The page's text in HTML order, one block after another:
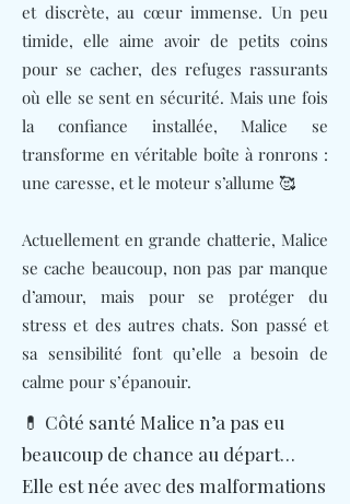
et discrète, au cœur immense. Un peu
timide, elle aime avoir de petits coins
pour se cacher, des refuges rassurants
où elle se sent en sécurité. Mais une fois
la confiance installée, Malice se
transforme en véritable boîte à ronrons :
une caresse, et le moteur s’allume 🥰
Actuellement en grande chatterie, Malice
se cache beaucoup, non pas par manque
d’amour, mais pour se protéger du
stress et des autres chats. Son passé et
sa sensibilité font qu’elle a besoin de
calme pour s’épanouir.
💊 Côté santé Malice n’a pas eu
beaucoup de chance au départ…
Elle est née avec des malformations